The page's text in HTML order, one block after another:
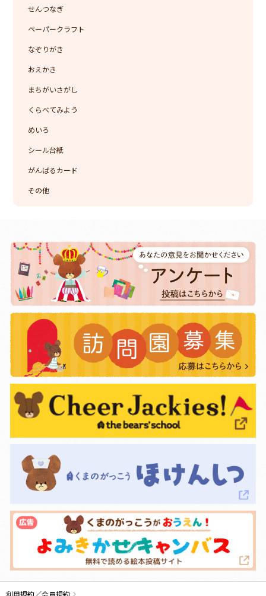
せんつなぎ
ペーパークラフト
なぞりがき
おえかき
まちがいさがし
くらべてみよう
めいろ
シール台紙
がんばるカード
その他